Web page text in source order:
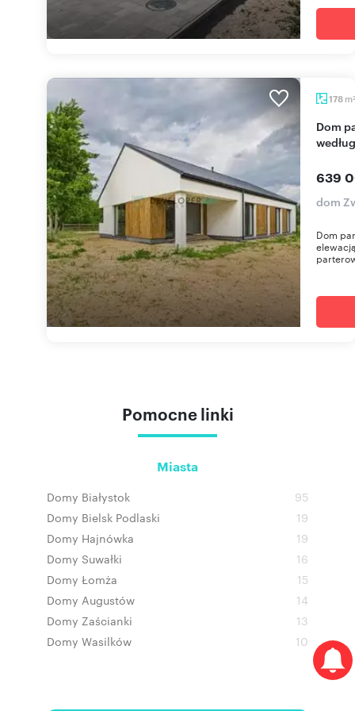
178 m2
Dom parterowy z możliwością wykończenia
639
dom
Dom
Pomocne linki
Miasta
Domy Białystok
95
Domy Bielsk Podlaski
19
Domy Hajnówka
19
Domy Suwałki
16
Domy Łomża
15
Domy Augustów
14
Domy Zaścianki
13
Domy Wasilków
10